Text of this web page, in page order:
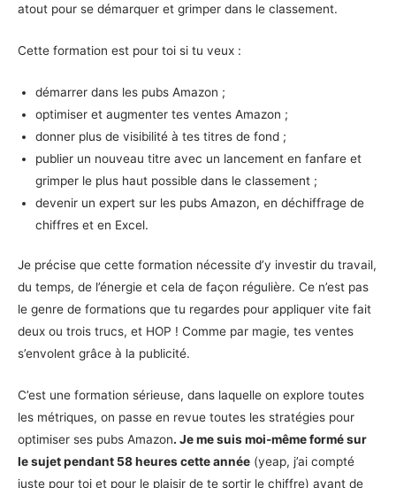
atout pour se démarquer et grimper dans le classement.
Cette formation est pour toi si tu veux :
démarrer dans les pubs Amazon ;
optimiser et augmenter tes ventes Amazon ;
donner plus de visibilité à tes titres de fond ;
publier un nouveau titre avec un lancement en fanfare et
grimper le plus haut possible dans le classement ;
devenir un expert sur les pubs Amazon, en déchiffrage de
chiffres et en Excel.
Je précise que cette formation nécessite d’y investir du travail,
du temps, de l’énergie et cela de façon régulière. Ce n’est pas
le genre de formations que tu regardes pour appliquer vite fait
deux ou trois trucs, et HOP ! Comme par magie, tes ventes
s’envolent grâce à la publicité.
C’est une formation sérieuse, dans laquelle on explore toutes
les métriques, on passe en revue toutes les stratégies pour
optimiser ses pubs Amazon. Je me suis moi-même formé sur
le sujet pendant 58 heures cette année (yeap, j’ai compté
juste pour toi et pour le plaisir de te sortir le chiffre) avant de